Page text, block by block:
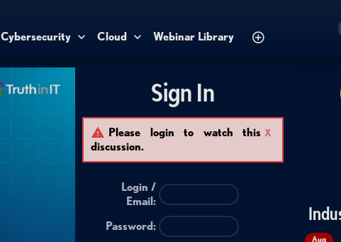
Cybersecurity Cloud Webinar Library
Sign In
X
Please login to watch this
discussion.
Login /
Email:
Password:
Aug